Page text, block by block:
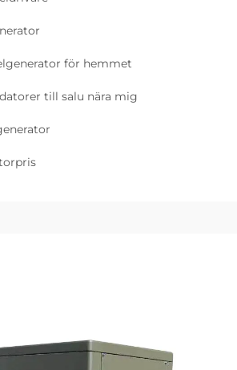
för hemmet
till salu nära mig